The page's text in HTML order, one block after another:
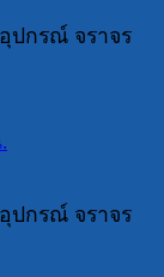
ปกรณ์ จราจร
ปกรณ์ จราจร